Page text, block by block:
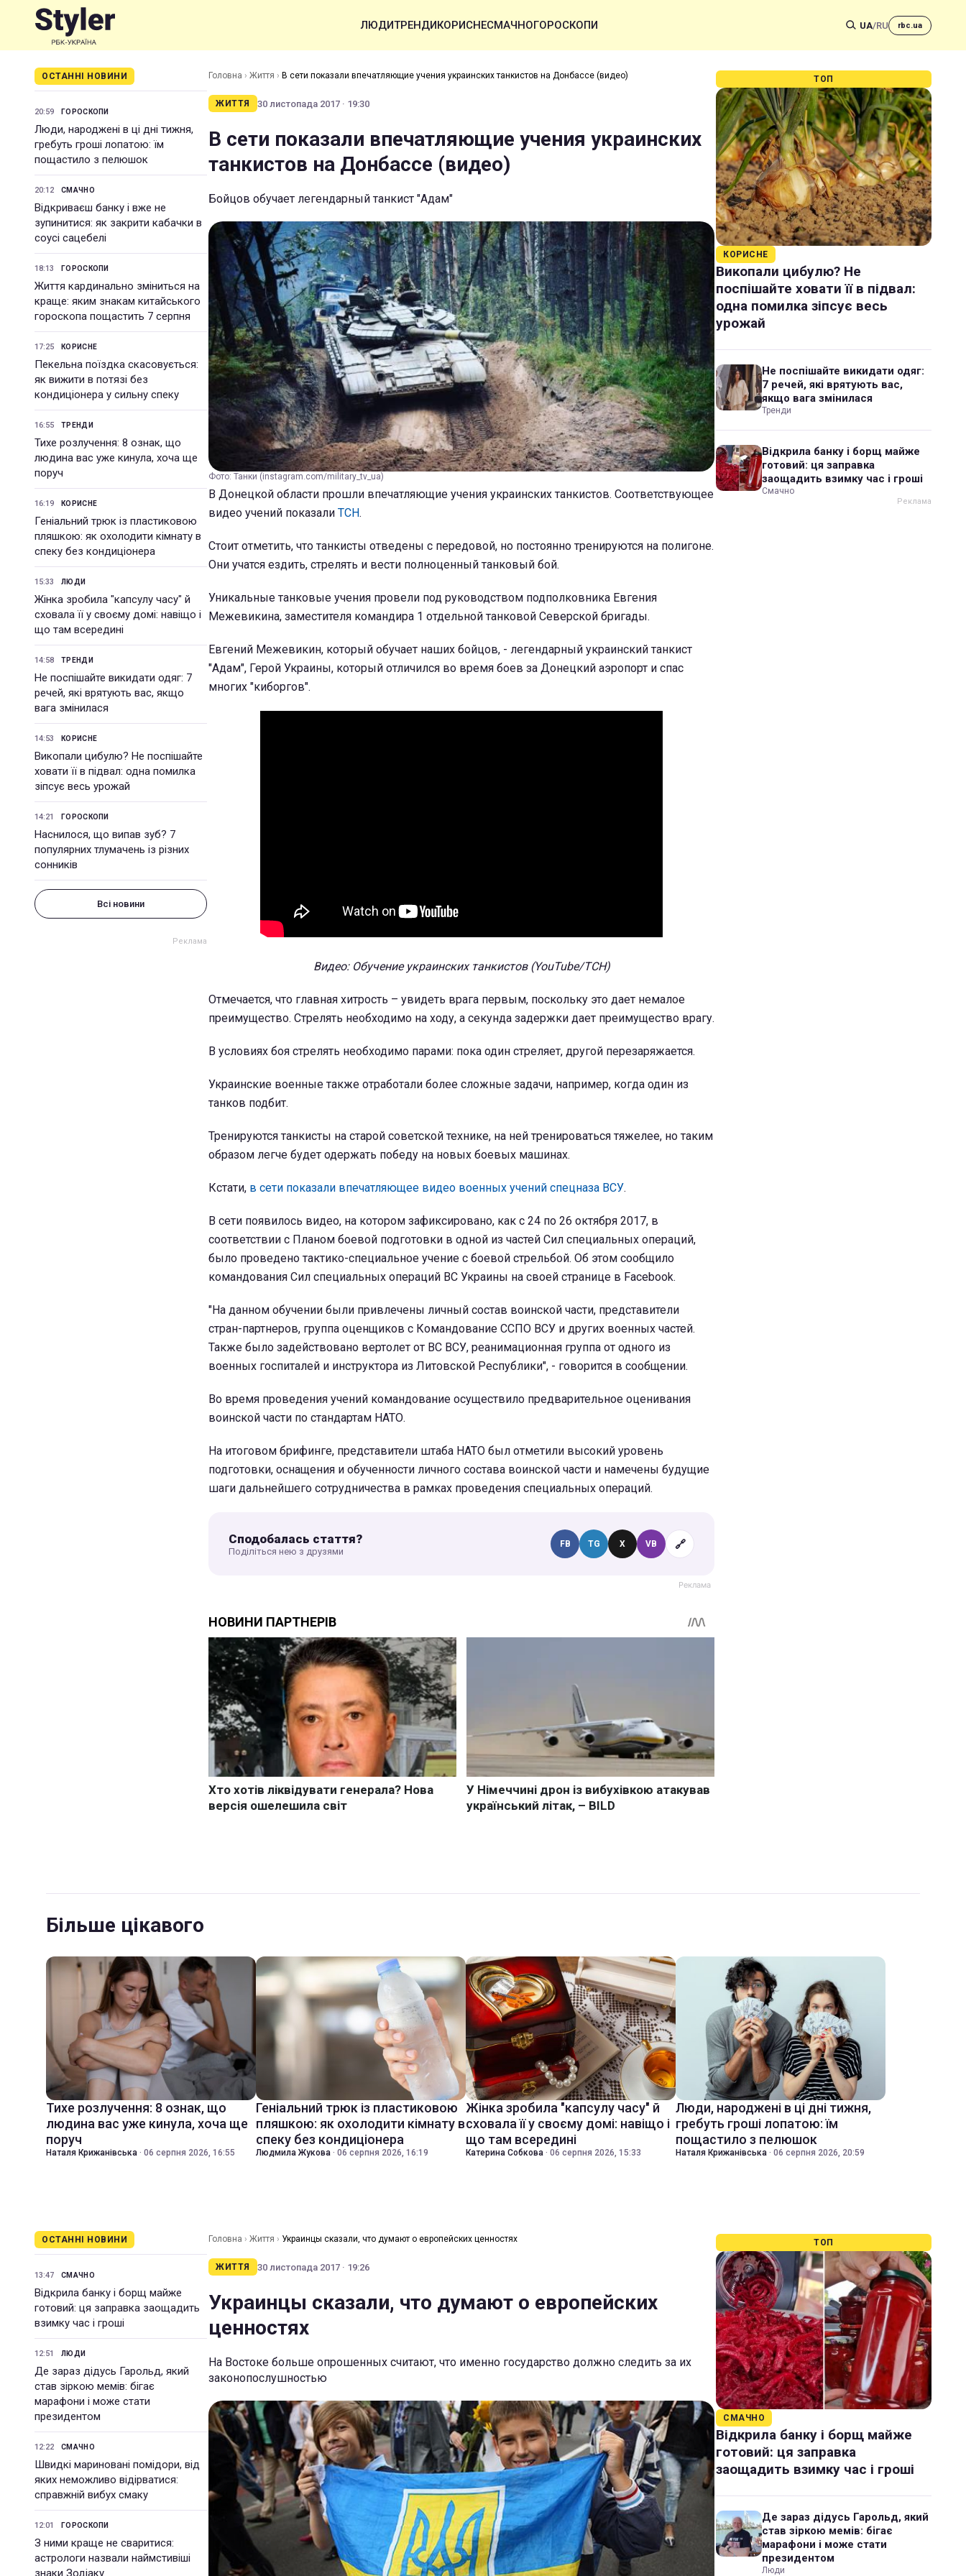
ЛЮДИТРЕНДИКОРИСНЕСМАЧНОГОРОСКОПИ UA/RU rbc.ua
ОСТАННІ НОВИНИ
20:59 ГОРОСКОПИ
Люди, народжені в ці дні тижня,
гребуть гроші лопатою: їм
пощастило з пелюшок
20:12 СМАЧНО
Відкриваєш банку і вже не
зупинитися: як закрити кабачки в
соусі сацебелі
18:13 ГОРОСКОПИ
Життя кардинально зміниться на
краще: яким знакам китайського
гороскопа пощастить 7 серпня
17:25 КОРИСНЕ
Пекельна поїздка скасовується:
як вижити в потязі без
кондиціонера у сильну спеку
16:55 ТРЕНДИ
Тихе розлучення: 8 ознак, що
людина вас уже кинула, хоча ще
поруч
16:19 КОРИСНЕ
Геніальний трюк із пластиковою
пляшкою: як охолодити кімнату в
спеку без кондиціонера
15:33 ЛЮДИ
Жінка зробила "капсулу часу" й
сховала її у своєму домі: навіщо і
що там всередині
14:58 ТРЕНДИ
Не поспішайте викидати одяг: 7
речей, які врятують вас, якщо
вага змінилася
14:53 КОРИСНЕ
Викопали цибулю? Не поспішайте
ховати її в підвал: одна помилка
зіпсує весь урожай
14:21 ГОРОСКОПИ
Наснилося, що випав зуб? 7
популярних тлумачень із різних
сонників
Всі новини
Головна › Життя › В сети показали впечатляющие учения украинских танкистов на Донбассе (видео)
ЖИТТЯ 30 листопада 2017 · 19:30
В сети показали впечатляющие учения украинских
танкистов на Донбассе (видео)
Бойцов обучает легендарный танкист "Адам"
Фото: Танки (instagram.com/military_tv_ua)
В Донецкой области прошли впечатляющие учения украинских танкистов. Соответствующее
видео учений показали ТСН.
Стоит отметить, что танкисты отведены с передовой, но постоянно тренируются на полигоне.
Они учатся ездить, стрелять и вести полноценный танковый бой.
Уникальные танковые учения провели под руководством подполковника Евгения
Межевикина, заместителя командира 1 отдельной танковой Северской бригады.
Евгений Межевикин, который обучает наших бойцов, - легендарный украинский танкист
"Адам", Герой Украины, который отличился во время боев за Донецкий аэропорт и спас
многих "киборгов".
Видео: Обучение украинских танкистов (YouTube/ТСН)
Отмечается, что главная хитрость – увидеть врага первым, поскольку это дает немалое
преимущество. Стрелять необходимо на ходу, а секунда задержки дает преимущество врагу.
В условиях боя стрелять необходимо парами: пока один стреляет, другой перезаряжается.
Украинские военные также отработали более сложные задачи, например, когда один из
танков подбит.
Тренируются танкисты на старой советской технике, на ней тренироваться тяжелее, но таким
образом легче будет одержать победу на новых боевых машинах.
Кстати, в сети показали впечатляющее видео военных учений спецназа ВСУ.
В сети появилось видео, на котором зафиксировано, как с 24 по 26 октября 2017, в
соответствии с Планом боевой подготовки в одной из частей Сил специальных операций,
было проведено тактико-специальное учение с боевой стрельбой. Об этом сообщило
командования Сил специальных операций ВС Украины на своей странице в Facebook.
"На данном обучении были привлечены личный состав воинской части, представители
стран-партнеров, группа оценщиков с Командование ССПО ВСУ и других военных частей.
Также было задействовано вертолет от ВС ВСУ, реанимационная группа от одного из
военных госпиталей и инструктора из Литовской Республики", - говорится в сообщении.
Во время проведения учений командование осуществило предварительное оценивания
воинской части по стандартам НАТО.
На итоговом брифинге, представители штаба НАТО был отметили высокий уровень
подготовки, оснащения и обученности личного состава воинской части и намечены будущие
шаги дальнейшего сотрудничества в рамках проведения специальных операций.
Сподобалась стаття?
Поділіться нею з друзями
FB TG X VB 🔗
ТОП
КОРИСНЕ
Викопали цибулю? Не
поспішайте ховати її в підвал:
одна помилка зіпсує весь
урожай
Не поспішайте викидати одяг:
7 речей, які врятують вас,
якщо вага змінилася
Тренди
Відкрила банку і борщ майже
готовий: ця заправка
заощадить взимку час і гроші
Смачно
Більше цікавого
Тихе розлучення: 8 ознак, що
людина вас уже кинула, хоча ще
поруч
Наталя Крижанівська · 06 серпня 2026, 16:55
Геніальний трюк із пластиковою
пляшкою: як охолодити кімнату в
спеку без кондиціонера
Людмила Жукова · 06 серпня 2026, 16:19
Жінка зробила "капсулу часу" й
сховала її у своєму домі: навіщо і
що там всередині
Катерина Собкова · 06 серпня 2026, 15:33
Люди, народжені в ці дні тижня,
гребуть гроші лопатою: їм
пощастило з пелюшок
Наталя Крижанівська · 06 серпня 2026, 20:59
ОСТАННІ НОВИНИ
13:47 СМАЧНО
Відкрила банку і борщ майже
готовий: ця заправка заощадить
взимку час і гроші
12:51 ЛЮДИ
Де зараз дідусь Гарольд, який
став зіркою мемів: бігає
марафони і може стати
президентом
12:22 СМАЧНО
Швидкі мариновані помідори, від
яких неможливо відірватися:
справжній вибух смаку
12:01 ГОРОСКОПИ
З ними краще не сваритися:
астрологи назвали наймстивіші
знаки Зодіаку
Головна › Життя › Украинцы сказали, что думают о европейских ценностях
ЖИТТЯ 30 листопада 2017 · 19:26
Украинцы сказали, что думают о европейских
ценностях
На Востоке больше опрошенных считают, что именно государство должно следить за их
законопослушностью
ТОП
СМАЧНО
Відкрила банку і борщ майже
готовий: ця заправка
заощадить взимку час і гроші
Де зараз дідусь Гарольд, який
став зіркою мемів: бігає
марафони і може стати
президентом
Люди